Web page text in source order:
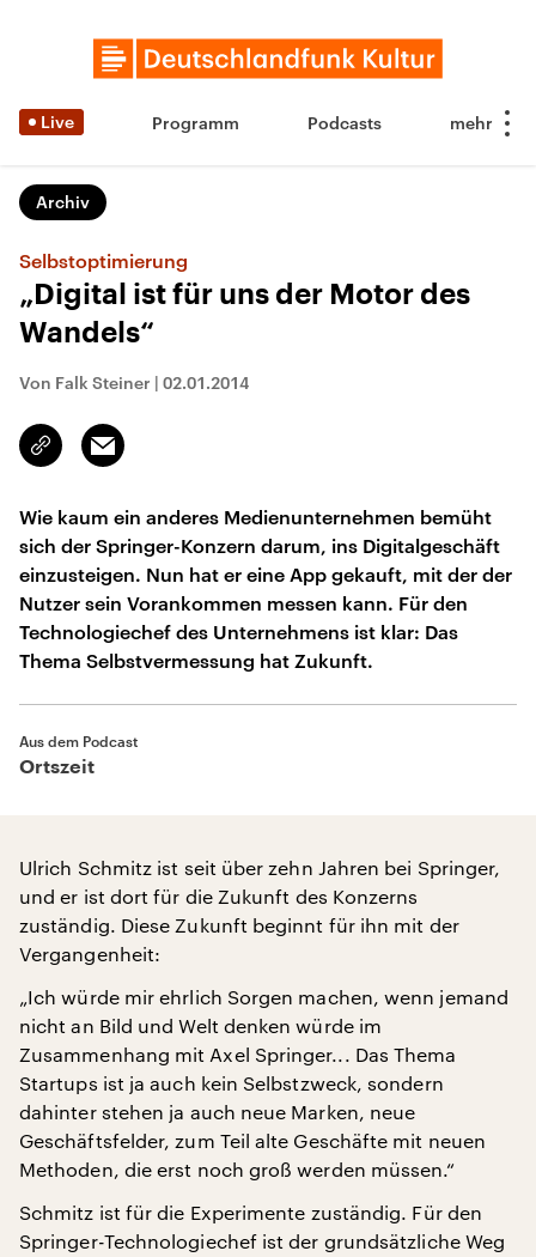
Live Programm Podcasts
Archiv
Selbstoptimierung
„Digital ist für uns der Motor des
Wandels“
Von Falk Steiner | 02.01.2014
Link
kopieren/teilen
Email
Wie kaum ein anderes Medienunternehmen bemüht
sich der Springer-Konzern darum, ins Digitalgeschäft
einzusteigen. Nun hat er eine App gekauft, mit der der
Nutzer sein Vorankommen messen kann. Für den
Technologiechef des Unternehmens ist klar: Das
Thema Selbstvermessung hat Zukunft.
Aus dem Podcast
Ortszeit
Ulrich Schmitz ist seit über zehn Jahren bei Springer,
und er ist dort für die Zukunft des Konzerns
zuständig. Diese Zukunft beginnt für ihn mit der
Vergangenheit:
„Ich würde mir ehrlich Sorgen machen, wenn jemand
nicht an Bild und Welt denken würde im
Zusammenhang mit Axel Springer... Das Thema
Startups ist ja auch kein Selbstzweck, sondern
dahinter stehen ja auch neue Marken, neue
Geschäftsfelder, zum Teil alte Geschäfte mit neuen
Methoden, die erst noch groß werden müssen.“
Schmitz ist für die Experimente zuständig. Für den
Springer-Technologiechef ist der grundsätzliche Weg